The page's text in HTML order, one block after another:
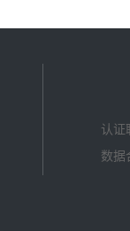
认证
数据